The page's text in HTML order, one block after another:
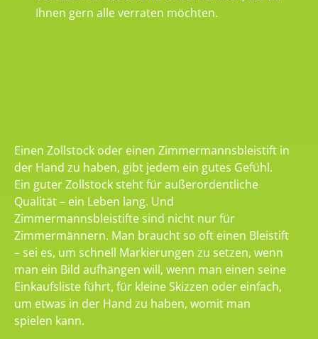
Ihnen gern alle verraten möchten.
Einen Zollstock oder einen Zimmermannsbleistift in
der Hand zu haben, gibt jedem ein gutes Gefühl.
Ein guter Zollstock steht für außerordentliche
Qualität – ein Leben lang. Und
Zimmermannsbleistifte sind nicht nur für
Zimmermännern. Man braucht so oft einen Bleistift
– sei es, um schnell Markierungen zu setzen, wenn
man ein Bild aufhängen will, wenn man einen seine
Einkaufsliste führt, für kleine Skizzen oder einfach,
um etwas in der Hand zu haben, womit man
spielen kann.